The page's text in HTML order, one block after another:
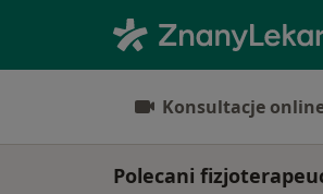
Konsultacje
Polecani